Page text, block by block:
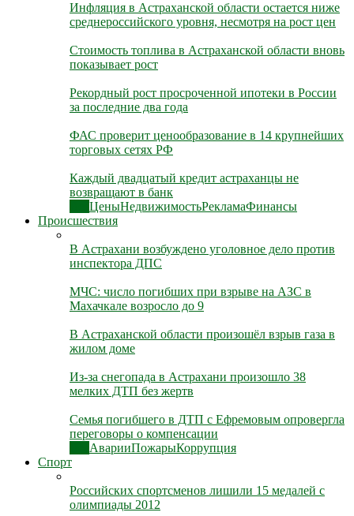
Инфляция в Астраханской области остается ниже
среднероссийского уровня, несмотря на рост цен
Стоимость топлива в Астраханской области вновь
показывает рост
Рекордный рост просроченной ипотеки в России
за последние два года
ФАС проверит ценообразование в 14 крупнейших
торговых сетях РФ
Каждый двадцатый кредит астраханцы не
возвращают в банк
ЦеныНедвижимостьРекламаФинансы
Происшествия
В Астрахани возбуждено уголовное дело против
инспектора ДПС
МЧС: число погибших при взрыве на АЗС в
Махачкале возросло до 9
В Астраханской области произошёл взрыв газа в
жилом доме
Из-за снегопада в Астрахани произошло 38
мелких ДТП без жертв
Семья погибшего в ДТП с Ефремовым опровергла
переговоры о компенсации
АварииПожарыКоррупция
Спорт
Российских спортсменов лишили 15 медалей с
олимпиады 2012